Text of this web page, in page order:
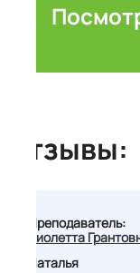
Отзывы:
Преподаватель:
Виолетта
Наталья